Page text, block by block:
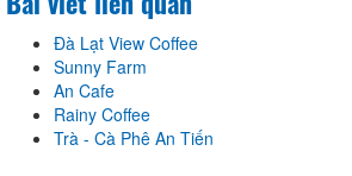
Đà Lạt View Coffee
Sunny Farm
An Cafe
Rainy Coffee
Trà - Cà Phê An Tiến